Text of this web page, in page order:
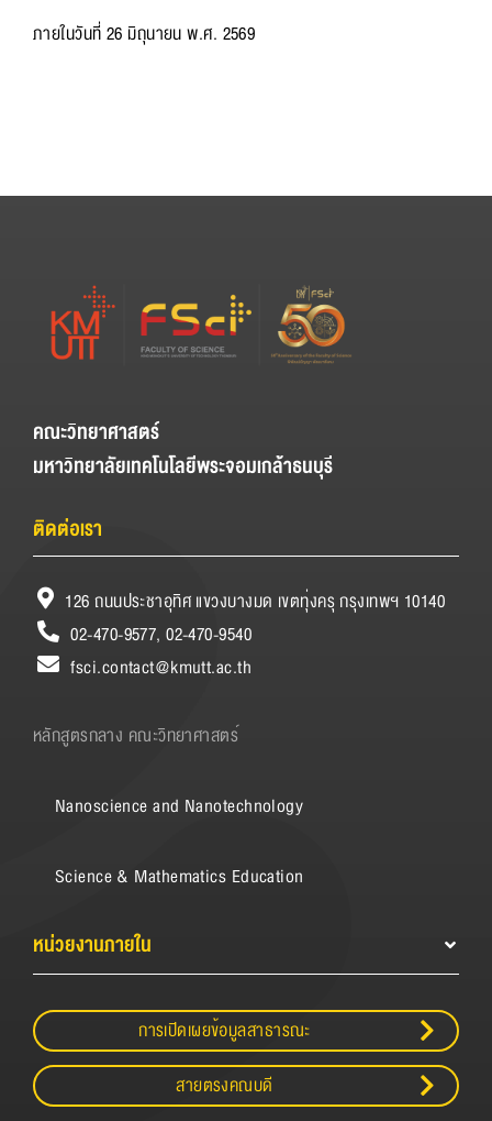
ภายในวันที่ 26 มิถุนายน พ.ศ. 2569
คณะวิทยาศาสตร์
มหาวิทยาลัยเทคโนโลยีพระจอมเกล้าธนบุรี
ติดต่อเรา
126 ถนนประชาอุทิศ แขวงบางมด เขตทุ่งครุ กรุงเทพฯ 10140
02-470-9577, 02-470-9540
fsci.contact@kmutt.ac.th
หลักสูตรกลาง คณะวิทยาศาสตร์
Nanoscience and Nanotechnology
Science & Mathematics Education
หน่วยงานภายใน
การเปิดเผยข้อมูลสาธารณะ
สายตรงคณบดี